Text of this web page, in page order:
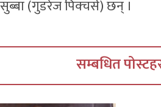
(गुडरेज पिक्चर्स) छन् ।
सम्बधित